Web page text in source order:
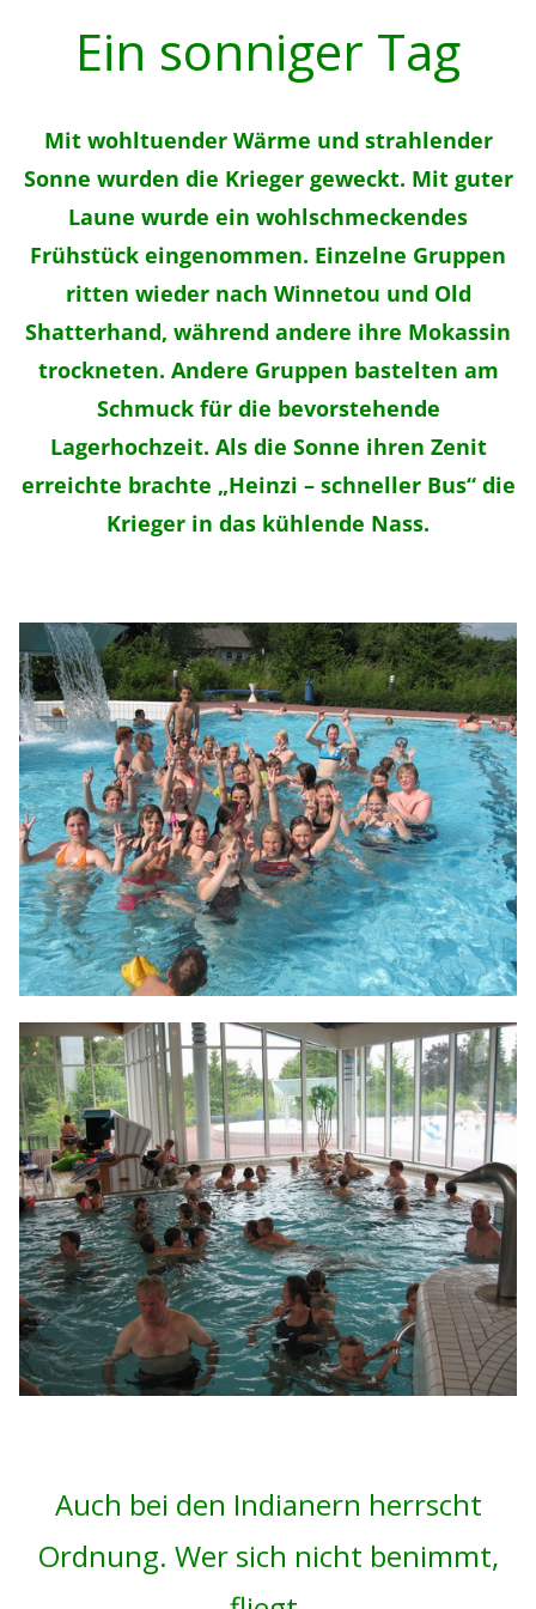
Ein sonniger Tag
Mit wohltuender Wärme und strahlender
Sonne wurden die Krieger geweckt. Mit guter
Laune wurde ein wohlschmeckendes
Frühstück eingenommen. Einzelne Gruppen
ritten wieder nach Winnetou und Old
Shatterhand, während andere ihre Mokassin
trockneten. Andere Gruppen bastelten am
Schmuck für die bevorstehende
Lagerhochzeit. Als die Sonne ihren Zenit
erreichte brachte „Heinzi – schneller Bus“ die
Krieger in das kühlende Nass.
Auch bei den Indianern herrscht
Ordnung. Wer sich nicht benimmt,